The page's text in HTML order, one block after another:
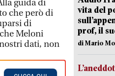
guida di
che però di
di
Meloni
dati, non
vita del
prof, il
di Mario